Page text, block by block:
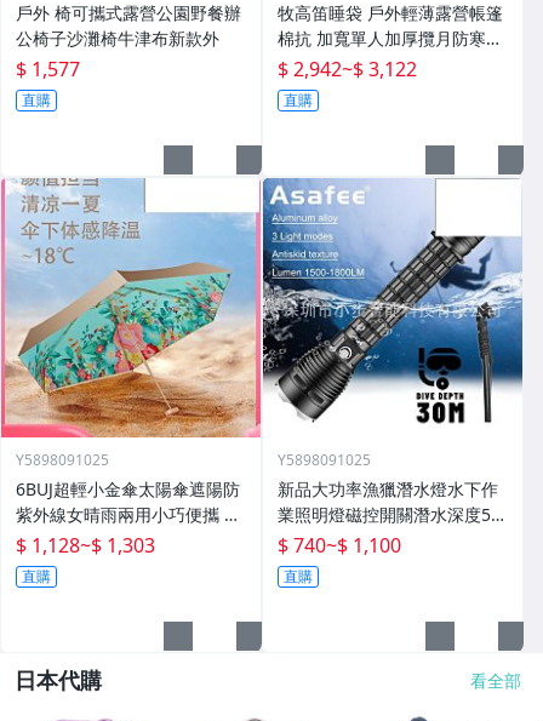
戶外 椅可攜式露營公園野餐辦
公椅子沙灘椅牛津布新款外
$ 1,577
直購
牧高笛睡袋 戶外輕薄露營帳篷
棉抗 加寬單人加厚攬月防寒被
子
$ 2,942~$ 3,122
直購
Y5898091025
6BUJ超輕小金傘太陽傘遮陽防
紫外線女晴雨兩用小巧便攜 五
折傘
$ 1,128~$ 1,303
直購
Y5898091025
新品大功率漁獵潛水燈水下作
業照明燈磁控開關潛水深度50
米高流明
$ 740~$ 1,100
直購
日本代購 看全部